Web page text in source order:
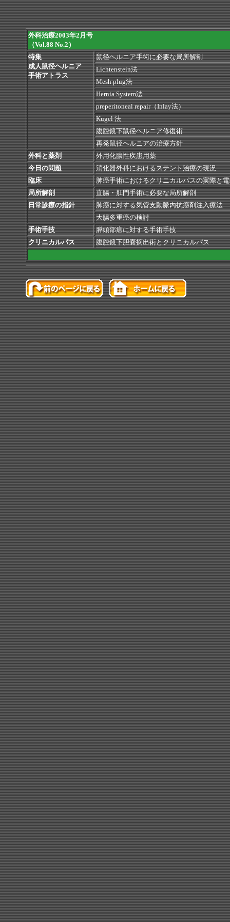
外科治療2003年2月号
（Vol.88 No.2）
特集
成人鼠径ヘルニア
手術アトラス
鼠径ヘルニア手術に必要な局所解剖
Lichtenstein法
Mesh plug法
Hernia System法
preperitoneal repair（Inlay法）
Kugel 法
腹腔鏡下鼠径ヘルニア修復術
再発鼠径ヘルニアの治療方針
外科と薬剤
外用化膿性疾患用薬
今日の問題
消化器外科におけるステント治療の現況
臨床
肺癌手術におけるクリニカルパスの実際と
局所解剖
直腸・肛門手術に必要な局所解剖
日常診療の指針
肺癌に対する気管支動脈内抗癌剤注入療法
大腸多重癌の検討
手術手技
膵頭部癌に対する手術手技
クリニカルパス
腹腔鏡下胆嚢摘出術とクリニカルパス